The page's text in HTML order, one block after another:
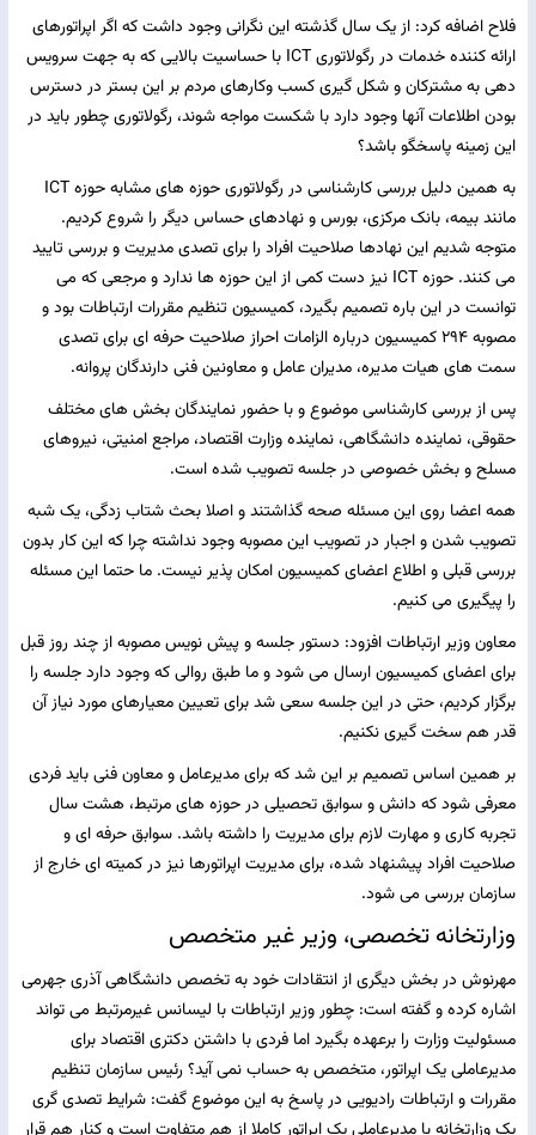
فلاح اضافه کرد: از یک سال گذشته این نگرانی وجود داشت که اگر اپراتورهای
ارائه کننده خدمات در رگولاتوری ICT با حساسیت بالایی که به جهت سرویس
دهی به مشترکان و شکل گیری کسب وکارهای مردم بر این بستر در دسترس
بودن اطلاعات آنها وجود دارد با شکست مواجه شوند، رگولاتوری چطور باید در
این زمینه پاسخگو باشد؟
به همین دلیل بررسی کارشناسی در رگولاتوری حوزه های مشابه حوزه ICT
مانند بیمه، بانک مرکزی، بورس و نهادهای حساس دیگر را شروع کردیم.
متوجه شدیم این نهادها صلاحیت افراد را برای تصدی مدیریت و بررسی تایید
می کنند. حوزه ICT نیز دست کمی از این حوزه ها ندارد و مرجعی که می
توانست در این باره تصمیم بگیرد، کمیسیون تنظیم مقررات ارتباطات بود و
مصوبه ۲۹۴ کمیسیون درباره الزامات احراز صلاحیت حرفه ای برای تصدی
سمت های هیات مدیره، مدیران عامل و معاونین فنی دارندگان پروانه.
پس از بررسی کارشناسی موضوع و با حضور نمایندگان بخش های مختلف
حقوقی، نماینده دانشگاهی، نماینده وزارت اقتصاد، مراجع امنیتی، نیروهای
مسلح و بخش خصوصی در جلسه تصویب شده است.
همه اعضا روی این مسئله صحه گذاشتند و اصلا بحث شتاب زدگی، یک شبه
تصویب شدن و اجبار در تصویب این مصوبه وجود نداشته چرا که این کار بدون
بررسی قبلی و اطلاع اعضای کمیسیون امکان پذیر نیست. ما حتما این مسئله
را پیگیری می کنیم.
معاون وزیر ارتباطات افزود: دستور جلسه و پیش نویس مصوبه از چند روز قبل
برای اعضای کمیسیون ارسال می شود و ما طبق روالی که وجود دارد جلسه را
برگزار کردیم، حتی در این جلسه سعی شد برای تعیین معیارهای مورد نیاز آن
قدر هم سخت گیری نکنیم.
بر همین اساس تصمیم بر این شد که برای مدیرعامل و معاون فنی باید فردی
معرفی شود که دانش و سوابق تحصیلی در حوزه های مرتبط، هشت سال
تجربه کاری و مهارت لازم برای مدیریت را داشته باشد. سوابق حرفه ای و
صلاحیت افراد پیشنهاد شده، برای مدیریت اپراتورها نیز در کمیته ای خارج از
سازمان بررسی می شود.
وزارتخانه تخصصی، وزیر غیر متخصص
مهرنوش در بخش دیگری از انتقادات خود به تخصص دانشگاهی آذری جهرمی
اشاره کرده و گفته است: چطور وزیر ارتباطات با لیسانس غیرمرتبط می تواند
مسئولیت وزارت را برعهده بگیرد اما فردی با داشتن دکتری اقتصاد برای
مدیرعاملی یک اپراتور، متخصص به حساب نمی آید؟ رئیس سازمان تنظیم
مقررات و ارتباطات رادیویی در پاسخ به این موضوع گفت: شرایط تصدی گری